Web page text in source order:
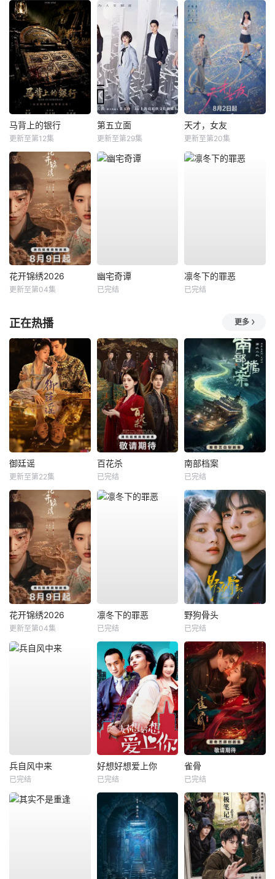
马背上的银行
更新至第12集
第五立面
更新至第29集
天才，女友
更新至第20集
花开锦绣2026
更新至第04集
幽宅奇谭
已完结
凛冬下的罪恶
已完结
正在热播 更多
御廷谣
更新至第22集
百花杀
已完结
南部档案
已完结
花开锦绣2026
更新至第04集
凛冬下的罪恶
已完结
野狗骨头
已完结
兵自风中来
已完结
好想好想爱上你
已完结
雀骨
已完结